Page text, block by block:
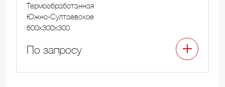
Термообработанная
Южно-Султаевское
600x300x300
По запросу